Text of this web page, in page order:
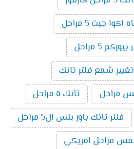
جيت 5 مراحل
5 مراحل
شمع فلتر تانك
مراحل
تانك ٥ مراحل
فلتر تانك باور بلس ال5 مراحل
مراحل امريكي